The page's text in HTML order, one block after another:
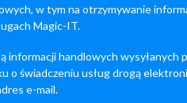
w tym na otrzymywanie
Magic-IT.
informacji handlowych wysyłanych
o świadczeniu usług drogą
e-mail.